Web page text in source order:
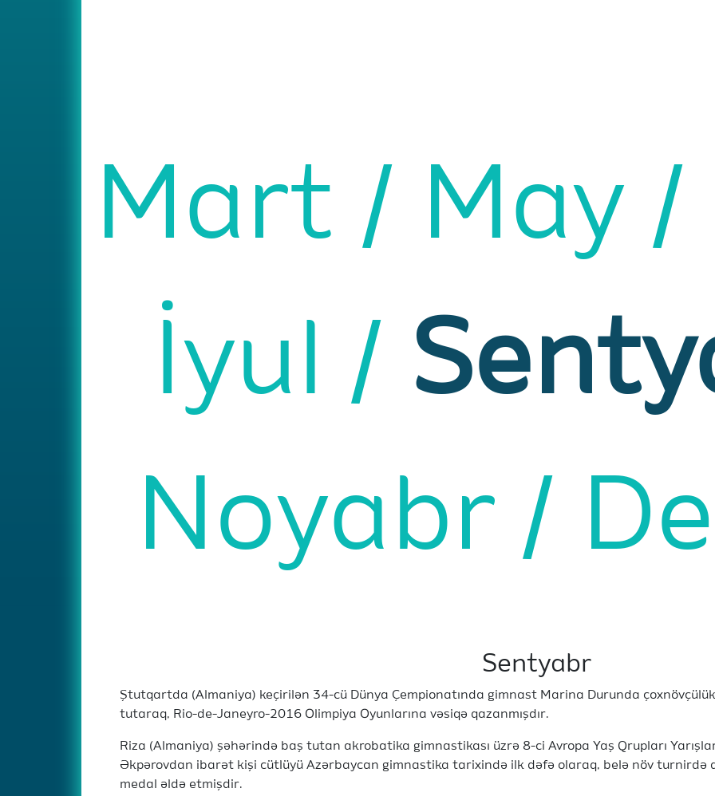
Mart May
İyul
Noyabr
Sentyabr
Ştutqartda (Almaniya) keçirilən 34-cü Dünya Çempionatında gimnast Marina Durunda
tutaraq, Rio-de-Janeyro-2016 Olimpiya Oyunlarına vəsiqə qazanmışdır.
Riza (Almaniya) şəhərində baş tutan akrobatika gimnastikası üzrə 8-ci Avropa Yaş Qrupları
Əkpərovdan ibarət kişi cütlüyü Azərbaycan gimnastika tarixində ilk dəfə olaraq, belə növ turnirdə
medal əldə etmişdir.